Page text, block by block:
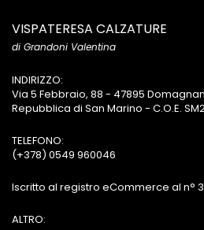
VISPATERESA CALZATURE
di Grandoni Valentina
INDIRIZZO:
Via 5 Febbraio, 88 - 47895
Repubblica di San Marino - C.O.E.
TELEFONO:
(+378) 0549 960046
Iscritto al registro eCommerce al n°
ALTRO: